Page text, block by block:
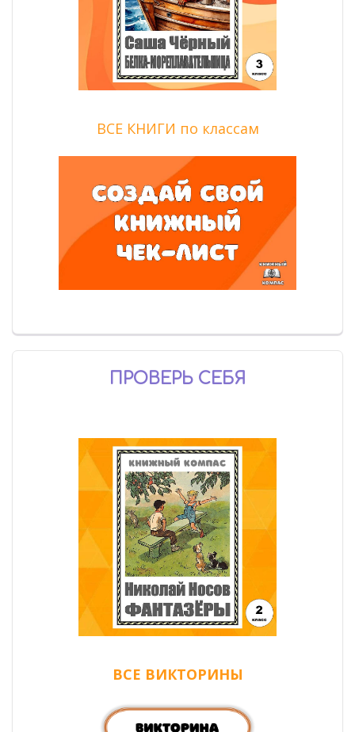
ВСЕ КНИГИ по классам
ПРОВЕРЬ СЕБЯ
ВСЕ ВИКТОРИНЫ